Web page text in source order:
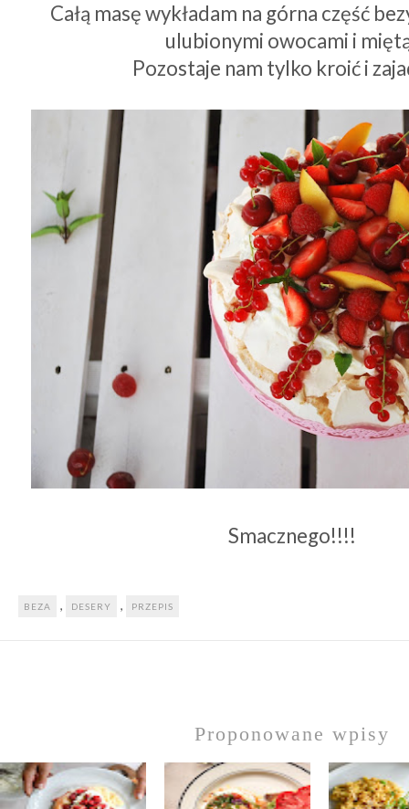
Całą masę wykładam na górna część
ulubionymi owocami i
Pozostaje nam tylko kroić i
Smacznego!!!!
BEZA , DESERY , PRZEPIS
Proponowane wpisy